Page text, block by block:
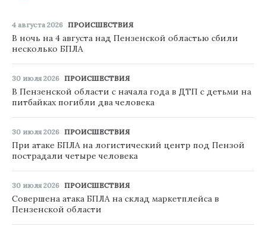
4 августа 2026 ПРОИСШЕСТВИЯ
В ночь на 4 августа над Пензенской областью сбили
несколько БПЛА
30 июля 2026 ПРОИСШЕСТВИЯ
В Пензенской области с начала года в ДТП с детьми на
питбайках погибли два человека
30 июля 2026 ПРОИСШЕСТВИЯ
При атаке БПЛА на логистический центр под Пензой
пострадали четыре человека
30 июля 2026 ПРОИСШЕСТВИЯ
Совершена атака БПЛА на склад маркетплейса в
Пензенской области